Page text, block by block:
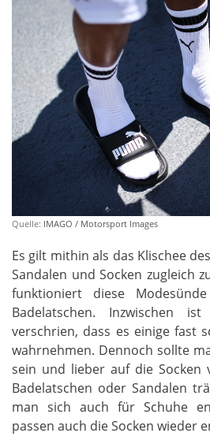
Quelle: IMAGO / Motorsport Images
Es gilt mithin als das Klischee
Sandalen und Socken zugleich
funktioniert diese
Badelatschen. Inzwischen
verschrien, dass es einige fast
wahrnehmen. Dennoch sollte
sein und lieber auf die Socken
Badelatschen oder Sandalen
man sich auch für Schuhe
passen auch die Socken wieder